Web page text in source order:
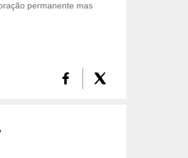
permanente mas